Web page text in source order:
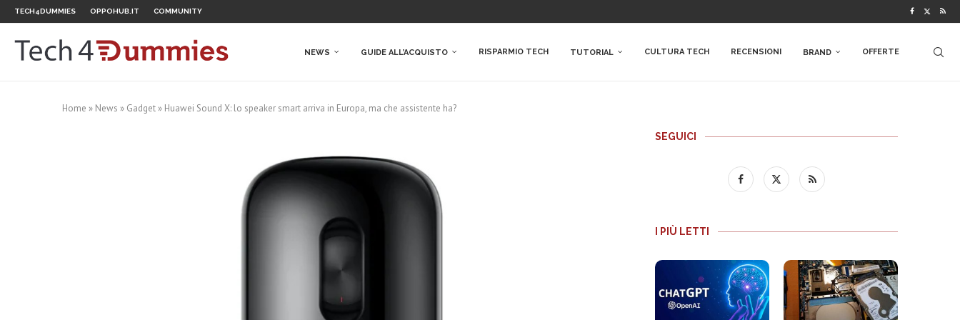
TECH4DUMMIES OPPOHUB.IT COMMUNITY
NEWS GUIDE ALL’ACQUISTO RISPARMIO TECH TUTORIAL CULTURA TECH RECENSIONI BRAND OFFERTE
Home » News » Gadget » Huawei Sound X: lo speaker smart arriva in Europa, ma che assistente ha?
SEGUICI
I PIÙ LETTI